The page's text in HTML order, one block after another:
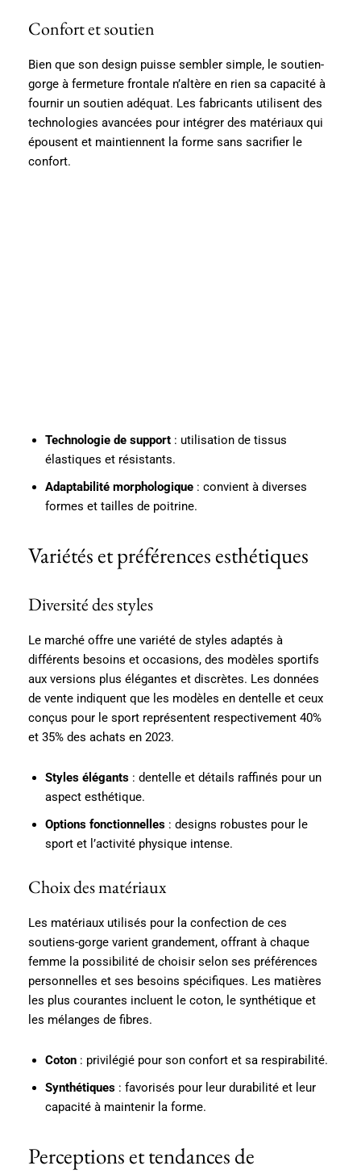
Confort et soutien
Bien que son design puisse sembler simple, le soutien-
gorge à fermeture frontale n’altère en rien sa capacité à
fournir un soutien adéquat. Les fabricants utilisent des
technologies avancées pour intégrer des matériaux qui
épousent et maintiennent la forme sans sacrifier le
confort.
Technologie de support : utilisation de tissus
élastiques et résistants.
Adaptabilité morphologique : convient à diverses
formes et tailles de poitrine.
Variétés et préférences esthétiques
Diversité des styles
Le marché offre une variété de styles adaptés à
différents besoins et occasions, des modèles sportifs
aux versions plus élégantes et discrètes. Les données
de vente indiquent que les modèles en dentelle et ceux
conçus pour le sport représentent respectivement 40%
et 35% des achats en 2023.
Styles élégants : dentelle et détails raffinés pour un
aspect esthétique.
Options fonctionnelles : designs robustes pour le
sport et l’activité physique intense.
Choix des matériaux
Les matériaux utilisés pour la confection de ces
soutiens-gorge varient grandement, offrant à chaque
femme la possibilité de choisir selon ses préférences
personnelles et ses besoins spécifiques. Les matières
les plus courantes incluent le coton, le synthétique et
les mélanges de fibres.
Coton : privilégié pour son confort et sa respirabilité.
Synthétiques : favorisés pour leur durabilité et leur
capacité à maintenir la forme.
Perceptions et tendances de